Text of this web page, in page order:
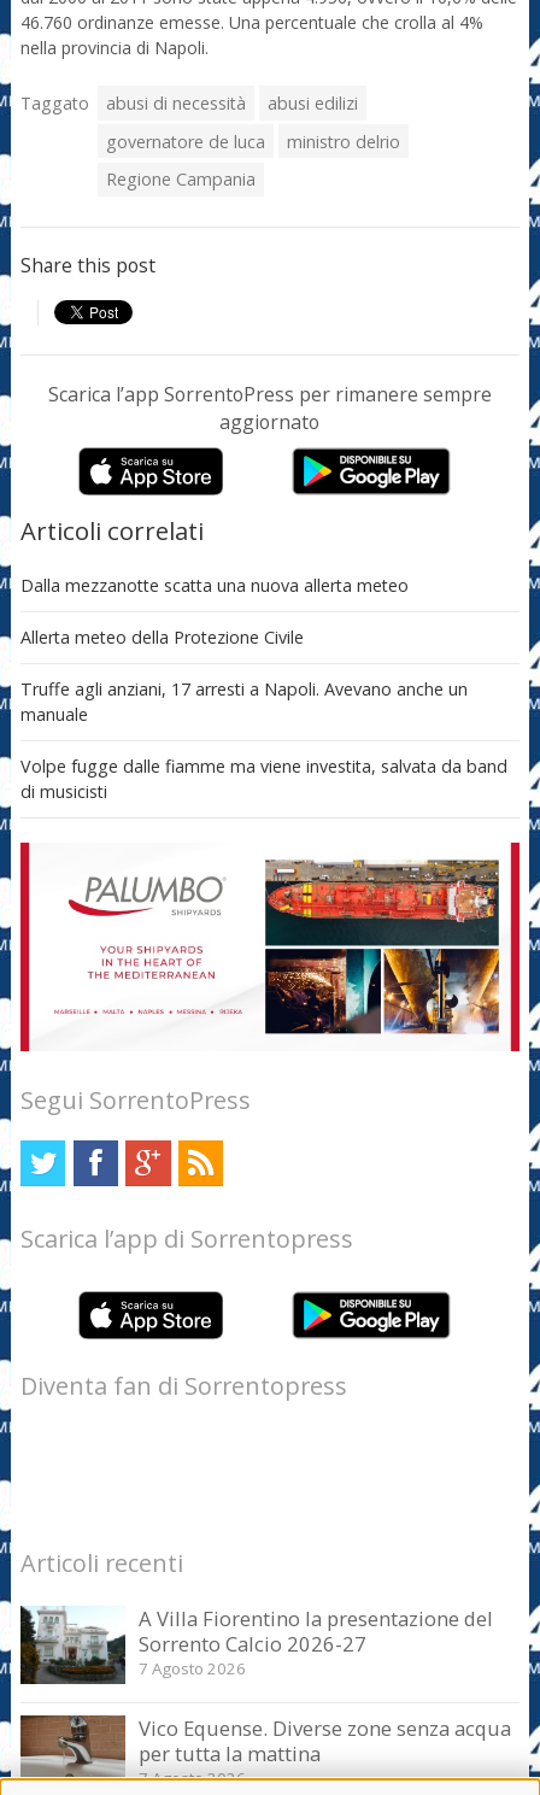
46.760 ordinanze emesse. Una percentuale che crolla al 4%
nella provincia di Napoli.
Taggato abusi di necessità
abusi edilizi
governatore de luca
ministro delrio
Regione Campania
Share this post
Scarica l’app SorrentoPress per rimanere sempre
aggiornato
Articoli correlati
Dalla mezzanotte scatta una nuova allerta meteo
Allerta meteo della Protezione Civile
Truffe agli anziani, 17 arresti a Napoli. Avevano anche un
manuale
Volpe fugge dalle fiamme ma viene investita, salvata da band
di musicisti
Segui SorrentoPress
Scarica l’app di Sorrentopress
Diventa fan di Sorrentopress
Articoli recenti
A Villa Fiorentino la presentazione del
Sorrento Calcio 2026-27
7 Agosto 2026
Vico Equense. Diverse zone senza acqua
per tutta la mattina
7 Agosto 2026